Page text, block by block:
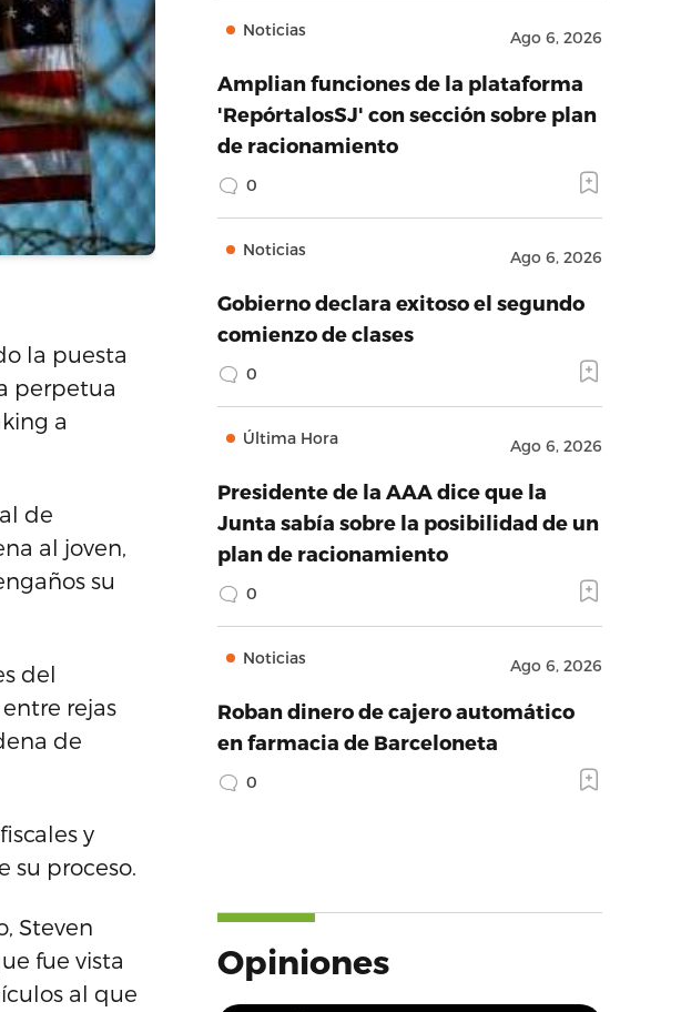
la puesta
perpetua
a
de
al joven,
su
del
rejas
de
y
su proceso.
Steven
fue vista
al que
Noticias Ago 6, 2026
Amplian funciones de la plataforma
'RepórtalosSJ' con sección sobre plan
de racionamiento
0
Noticias Ago 6, 2026
Gobierno declara exitoso el segundo
comienzo de clases
0
Última Hora Ago 6, 2026
Presidente de la AAA dice que la
Junta sabía sobre la posibilidad de un
plan de racionamiento
0
Noticias Ago 6, 2026
Roban dinero de cajero automático
en farmacia de Barceloneta
0
Opiniones